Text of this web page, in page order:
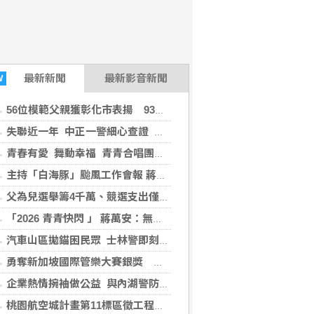
最新新聞 最新影音新聞
56位模範父親獲彰化市表揚 93歲雙壽星同獲殊榮
失聯近一年 中正一警細心查證 助婦人平安與家人重逢
青春有愛 舞動幸福 青青合唱團與信義分局熱力綻放 反毒拒菸反詐騙 市長到場力挺
主持「白海豚」颱風工作會報 蔣萬安：市府團隊嚴陣以待 強化防颱部署與整備
父為兒選舉籌4千萬、競選支出僅1810萬？游淑慧追問鄭朝方：2190萬差額去哪了
「2026 青青快閃 」 蔣萬安：無菸城市、打造友善健康環境
汽車山區拋錨困民眾 士林警即刻救援暖人心
勇奪新加坡國際管樂大賽銀獎 自強高工國中部藝才班傳捷報
企業熱情捥袖做公益 與內湖警防制酒毒駕
桃園航空城計畫第11標區徵工程順利決標 預計11月開工